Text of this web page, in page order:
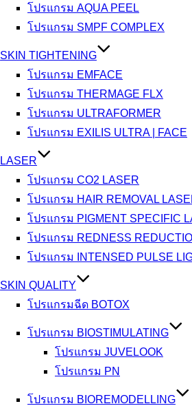
โปรแกรม AQUA PEEL
โปรแกรม SMPF COMPLEX
SKIN TIGHTENING
โปรแกรม EMFACE
โปรแกรม THERMAGE FLX
โปรแกรม ULTRAFORMER
โปรแกรม EXILIS ULTRA | FACE
LASER
โปรแกรม CO2 LASER
โปรแกรม HAIR REMOVAL
โปรแกรม PIGMENT SPECIFIC
โปรแกรม REDNESS
โปรแกรม INTENSED PULSE
SKIN QUALITY
โปรแกรมฉีด BOTOX
โปรแกรม BIOSTIMULATING
โปรแกรม JUVELOOK
โปรแกรม PN
โปรแกรม BIOREMODELLING